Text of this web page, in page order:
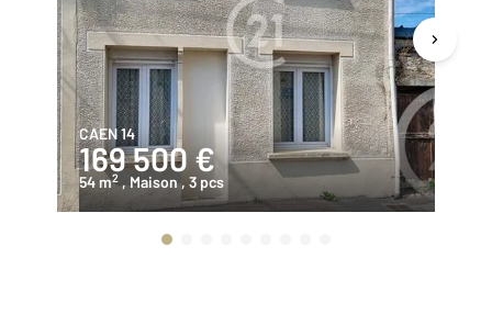
CAEN 14
169 500 €
54 m2 , Maison , 3 pcs